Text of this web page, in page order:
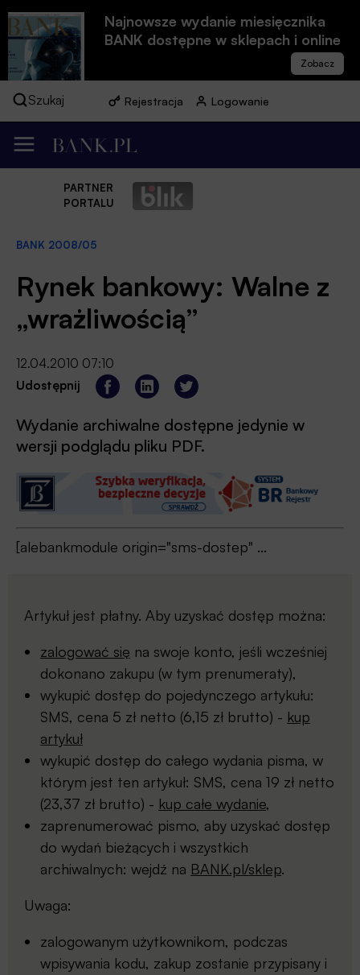
Najnowsze wydanie miesięcznika
BANK dostępne w sklepach i online
Szukaj Rejestracja Logowanie
PARTNER
PORTALU
BANK 2008/05
Rynek bankowy: Walne z
„wrażliwością”
12.04.2010 07:10
Udostępnij
Wydanie archiwalne dostępne jedynie w
wersji podglądu pliku PDF.
[alebankmodule origin="sms-dostep" ...
Artykuł jest płatny. Aby uzyskać dostęp można:
zalogować się na swoje konto, jeśli wcześniej
dokonano zakupu (w tym prenumeraty),
wykupić dostęp do pojedynczego artykułu:
SMS, cena 5 zł netto (6,15 zł brutto) - kup
artykuł
wykupić dostęp do całego wydania pisma, w
którym jest ten artykuł: SMS, cena 19 zł netto
(23,37 zł brutto) - kup całe wydanie,
zaprenumerować pismo, aby uzyskać dostęp
do wydań bieżących i wszystkich
archiwalnych: wejdź na BANK.pl/sklep.
Uwaga:
zalogowanym użytkownikom, podczas
wpisywania kodu, zakup zostanie przypisany i